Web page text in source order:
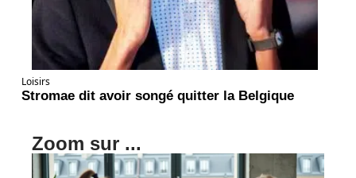
Loisirs
Stromae dit avoir songé quitter la Belgique
Zoom sur ...